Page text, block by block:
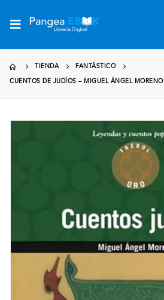
TIENDA FANTÁSTICO
CUENTOS DE JUDÍOS – MIGUEL ÁNGEL MORENO